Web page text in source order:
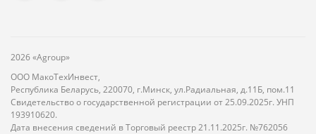
2026 «Agroup»
ООО МакоТехИнвест,
Республика Беларусь, 220070, г.Минск, ул.Радиальная, д.11Б, пом.11
Свидетельство о государственной регистрации от 25.09.2025г. УНП
193910620.
Дата внесения сведений в Торговый реестр 21.11.2025г. №762056